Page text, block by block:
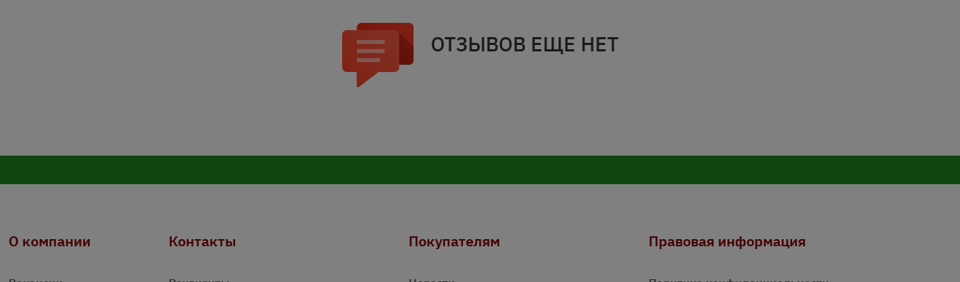
ОТЗЫВОВ ЕЩЕ НЕТ
О компании Контакты Покупателям Правовая информация